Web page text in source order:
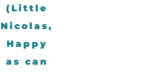
(Little
Nicolas,
Happy
as can